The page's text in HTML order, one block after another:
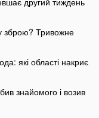
зброю? Тривожне
які області накриє
знайомого і возив